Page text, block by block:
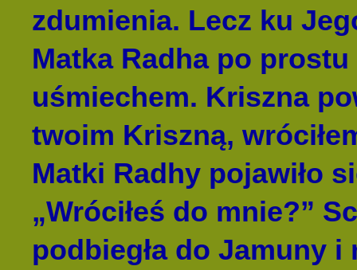
zdumienia. Lecz ku
Matka Radha po prostu
uśmiechem. Kriszna
twoim Kriszną,
Matki Radhy pojawiło
„Wróciłeś do mnie?”
podbiegła do Jamuny i